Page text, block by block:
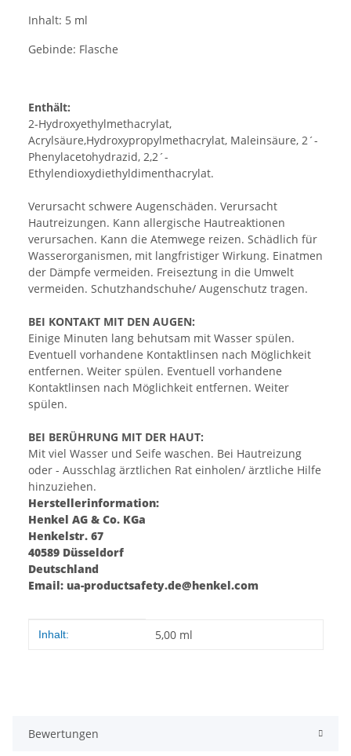
Inhalt: 5 ml
Gebinde: Flasche
Enthält:
2-Hydroxyethylmethacrylat,
Acrylsäure,Hydroxypropylmethacrylat, Maleinsäure, 2´-
Phenylacetohydrazid, 2,2´-
Ethylendioxydiethyldimenthacrylat.
Verursacht schwere Augenschäden. Verursacht
Hautreizungen. Kann allergische Hautreaktionen
verursachen. Kann die Atemwege reizen. Schädlich für
Wasserorganismen, mit langfristiger Wirkung. Einatmen
der Dämpfe vermeiden. Freiseztung in die Umwelt
vermeiden. Schutzhandschuhe/ Augenschutz tragen.
BEI KONTAKT MIT DEN AUGEN:
Einige Minuten lang behutsam mit Wasser spülen.
Eventuell vorhandene Kontaktlinsen nach Möglichkeit
entfernen. Weiter spülen. Eventuell vorhandene
Kontaktlinsen nach Möglichkeit entfernen. Weiter
spülen.
BEI BERÜHRUNG MIT DER HAUT:
Mit viel Wasser und Seife waschen. Bei Hautreizung
oder - Ausschlag ärztlichen Rat einholen/ ärztliche Hilfe
hinzuziehen.
Herstellerinformation:
Henkel AG & Co. KGa
Henkelstr. 67
40589 Düsseldorf
Deutschland
Email: ua-productsafety.de@henkel.com
Produkteigenschaft
Wert
Inhalt: 5,00 ml
Bewertungen